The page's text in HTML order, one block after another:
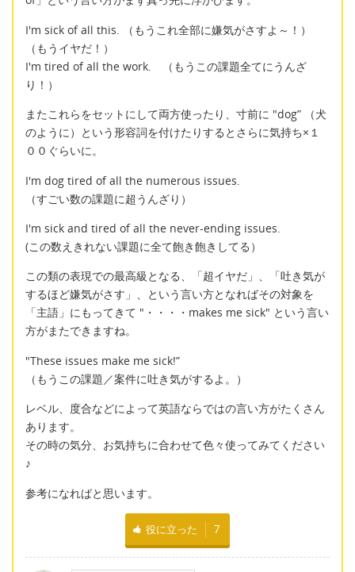
I'm sick of all this. （もうこれ全部に嫌気がさすよ～！）
（もうイヤだ！）
I'm tired of all the work. （もうこの課題全てにうんざ
り！）
またこれらをセットにして両方使ったり、寸前に "dog” （犬
のように）という形容詞を付けたりするとさらに気持ち×１
００ぐらいに。
I'm dog tired of all the numerous issues.
（すごい数の課題に超うんざり）
I'm sick and tired of all the never-ending issues.
(この数えきれない課題に全て飽き飽きしてる）
この類の表現での最高級となる、「超イヤだ」、「吐き気が
するほど嫌気がさす」、という言い方となればその対象を
「主語」にもってきて "・・・・makes me sick" という言い
方がまたできますね。
"These issues make me sick!”
（もうこの課題／案件に吐き気がするよ。）
レベル、度合などによって英語ならではの言い方がたくさん
あります。
その時の気分、お気持ちに合わせて色々使ってみてください
♪
参考になればと思います。
役に立った 7